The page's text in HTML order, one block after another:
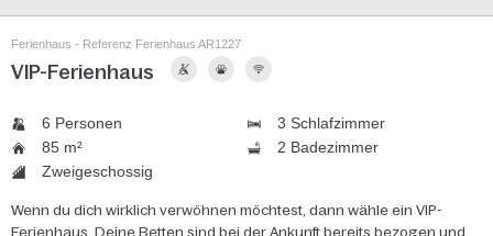
Ferienhaus - Referenz Ferienhaus AR1227
VIP-Ferienhaus
6 Personen
3 Schlafzimmer
85 m²
2 Badezimmer
Zweigeschossig
Wenn du dich wirklich verwöhnen möchtest, dann wähle ein VIP-
Ferienhaus. Deine Betten sind bei der Ankunft bereits bezogen und